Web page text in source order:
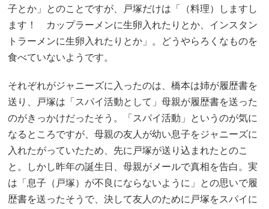
子とか」とのことですが、戸塚だけは「（料理）しますし
ます！ カップラーメンに生卵入れたりとか、インスタン
トラーメンに生卵入れたりとか」。どうやらろくなものを
食べていないようです。
それぞれがジャニーズに入ったのは、橋本は姉が履歴書を
送り、戸塚は「スパイ活動として」母親が履歴書を送った
のがきっかけだったそう。「スパイ活動」というのが気に
なるところですが、母親の友人が幼い息子をジャニーズに
入れたがっていたため、先に戸塚が送り込まれたとのこ
と。しかし昨年の誕生日、母親がメールで真相を告白。実
は「息子（戸塚）が不良にならないように」との思いで履
歴書を送ったそうで、決して友人のために戸塚をスパイに